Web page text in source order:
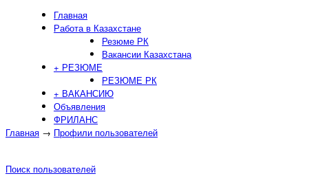
Главная
Работа в Казахстане
Резюме РК
Вакансии Казахстана
+ РЕЗЮМЕ
РЕЗЮМЕ РК
+ ВАКАНСИЮ
Объявления
ФРИЛАНС
Главная → Профили пользователей
Поиск пользователей